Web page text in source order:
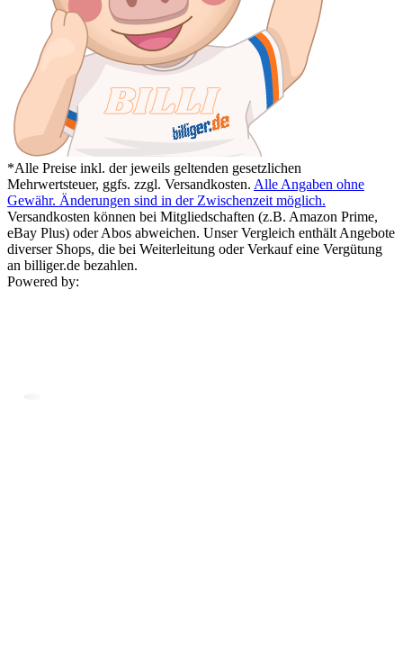
*Alle Preise inkl. der jeweils geltenden gesetzlichen
Mehrwertsteuer, ggfs. zzgl. Versandkosten. Alle Angaben ohne
Gewähr. Änderungen sind in der Zwischenzeit möglich.
Versandkosten können bei Mitgliedschaften (z.B. Amazon Prime,
eBay Plus) oder Abos abweichen. Unser Vergleich enthält Angebote
diverser Shops, die bei Weiterleitung oder Verkauf eine Vergütung
an billiger.de bezahlen.
Powered by: